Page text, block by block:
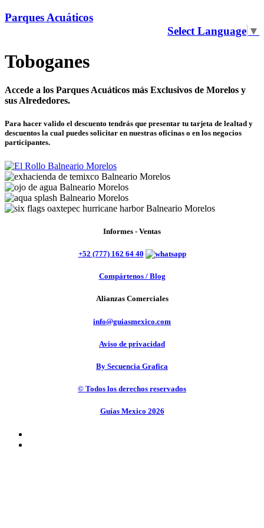
Parques Acuáticos
Select Language ▼
Toboganes
Accede a los Parques Acuáticos más Exclusivos de Morelos y
sus Alrededores.
Para hacer valido el descuento tendrás que presentar tu tarjeta de lealtad y
descuentos la cual puedes solicitar en nuestras oficinas o en los negocios
participantes.
Informes - Ventas
+52 (777) 162 64 40
Compártenos / Blog
Alianzas Comerciales
info@guiasmexico.com
Aviso de privacidad
By Secuencia Grafica
© Todos los derechos reservados
Guías Mexico 2026